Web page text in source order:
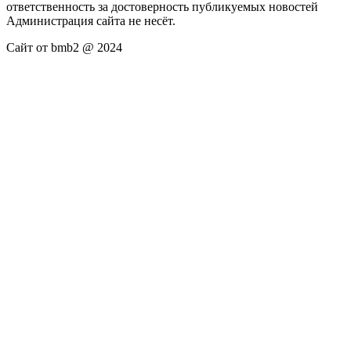
ответственность за достоверность публикуемых новостей
Администрация сайта не несёт.
Сайт от bmb2 @ 2024